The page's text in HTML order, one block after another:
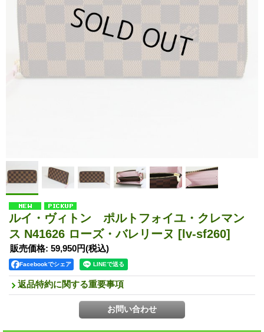
ルイ・ヴィトン ポルトフォイユ・クレマン
ス N41626 ローズ・バレリーヌ [lv-sf260]
販売価格: 59,950円(税込)
Facebookでシェア
返品特約に関する重要事項